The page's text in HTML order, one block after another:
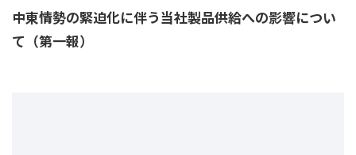
中東情勢の緊迫化に伴う当社製品供給への影響につい
て（第一報）